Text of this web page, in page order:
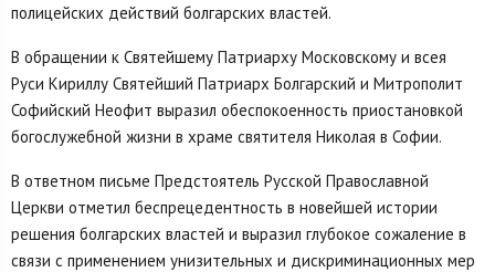
полицейских действий болгарских властей.
В обращении к Святейшему Патриарху Московскому и всея
Руси Кириллу Святейший Патриарх Болгарский и Митрополит
Софийский Неофит выразил обеспокоенность приостановкой
богослужебной жизни в храме святителя Николая в Софии.
В ответном письме Предстоятель Русской Православной
Церкви отметил беспрецедентность в новейшей истории
решения болгарских властей и выразил глубокое сожаление в
связи с применением унизительных и дискриминационных мер